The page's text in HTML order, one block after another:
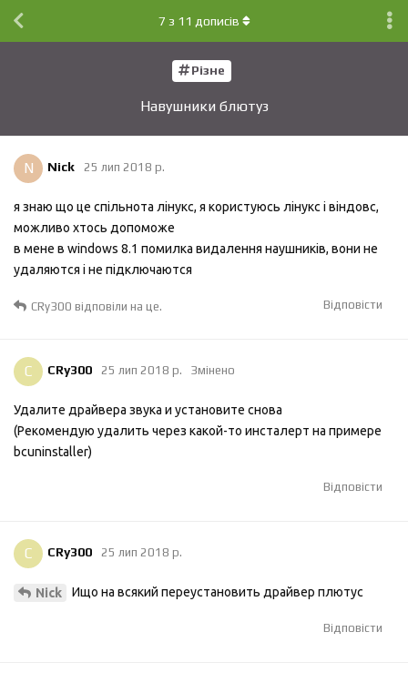
Різне
Навушники блютуз
7 з 11 дописів
N Nick 25 лип 2018 р.
я знаю що це спільнота лінукс, я користуюсь лінукс і віндовс,
можливо хтось допоможе
в мене в windows 8.1 помилка видалення наушників, вони не
удаляются і не підключаются
Відповісти
CRy300 відповіли на це.
C CRy300 25 лип 2018 р. Змінено
Удалите драйвера звука и установите снова
(Рекомендую удалить через какой-то инсталерт на примере
bcuninstaller)
Відповісти
C CRy300 25 лип 2018 р.
Nick Ищо на всякий переустановить драйвер плютус
Відповісти